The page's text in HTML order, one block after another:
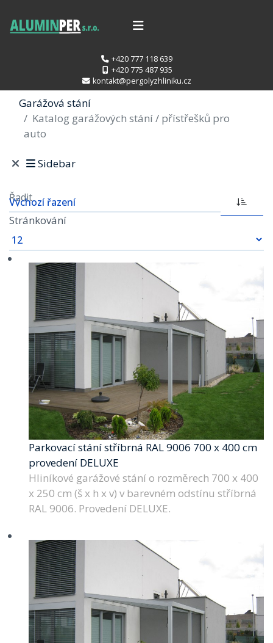
+420 777 118 639
+420 775 487 935
kontakt@pergolyzhliniku.cz
Garážová stání
Katalog garážových stání / přístřešků pro
auto
Sidebar
Řadit
Stránkování
Parkovací stání stříbrná RAL 9006 700 x 400 cm
provedení DELUXE
Hliníkové garážové stání o rozměrech 700 x 400
x 250 cm (š x h x v) v barevném odstínu stříbrná
RAL 9006. Provedení DELUXE.